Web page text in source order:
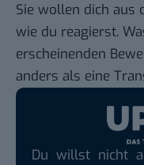
Sie wollen dich aus
wie du reagierst.
erscheinenden
anders als eine
Du willst nicht